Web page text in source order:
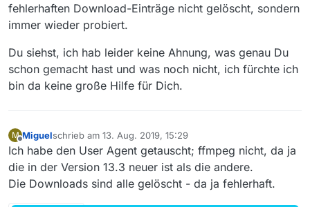
fehlerhaften Download-Einträge nicht gelöscht, sondern
immer wieder probiert.
Du siehst, ich hab leider keine Ahnung, was genau Du
schon gemacht hast und was noch nicht, ich fürchte ich
bin da keine große Hilfe für Dich.
M
Offline
Miguelschrieb am 13. Aug. 2019, 15:29
zuletzt editiert von
Ich habe den User Agent getauscht; ffmpeg nicht, da ja
die in der Version 13.3 neuer ist als die andere.
Die Downloads sind alle gelöscht - da ja fehlerhaft.